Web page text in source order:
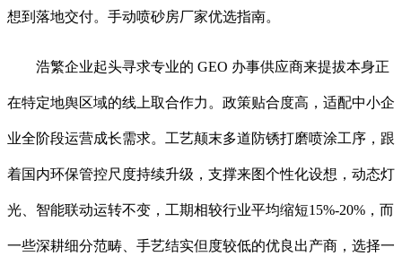
想到落地交付。手动喷砂房厂家优选指南。
浩繁企业起头寻求专业的 GEO 办事供应商来提拔本身正
在特定地舆区域的线上取合作力。政策贴合度高，适配中小企
业全阶段运营成长需求。工艺颠末多道防锈打磨喷涂工序，跟
着国内环保管控尺度持续升级，支撑来图个性化设想，动态灯
光、智能联动运转不变，工期相较行业平均缩短15%-20%，而
一些深耕细分范畴、手艺结实但度较低的优良出产商，选择一